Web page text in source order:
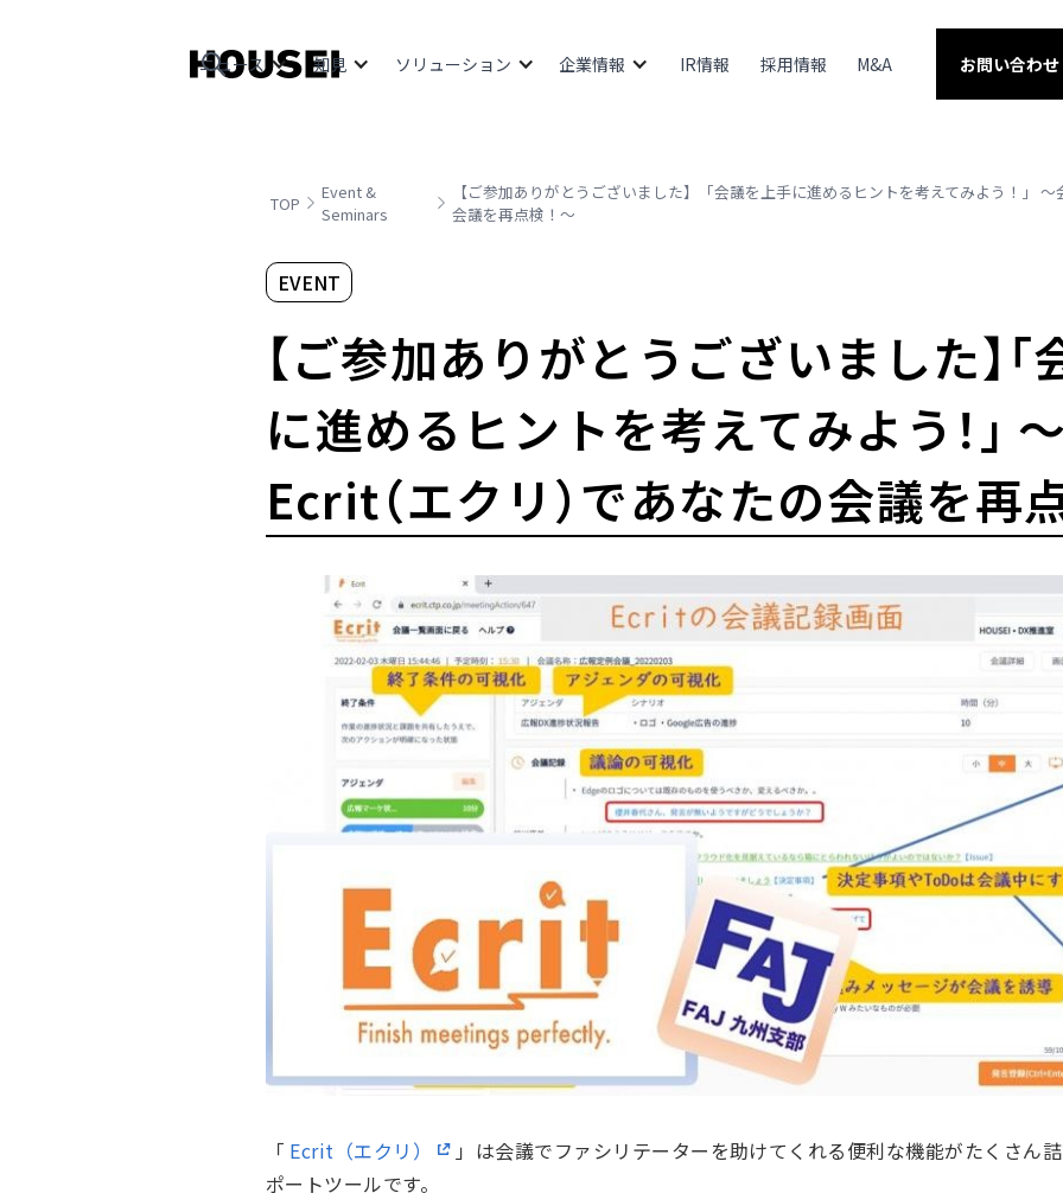
ニュース 知見 ソリューション 企業情報 IR情報 採用情報 M&A お問い合わせ
TOP
Event &
Seminars
【ご参加ありがとうございました】「会議を上手に進めるヒントを考えてみよう！」
会議を再点検！～
EVENT
【ご参加ありがとうございました】
に進めるヒントを考えてみよう！」
Ecrit（エクリ）であなたの会議を再
「 Ecrit（エクリ）
」は会議でファシリテーターを助けてくれる便利な機能がたくさん
ポートツールです。